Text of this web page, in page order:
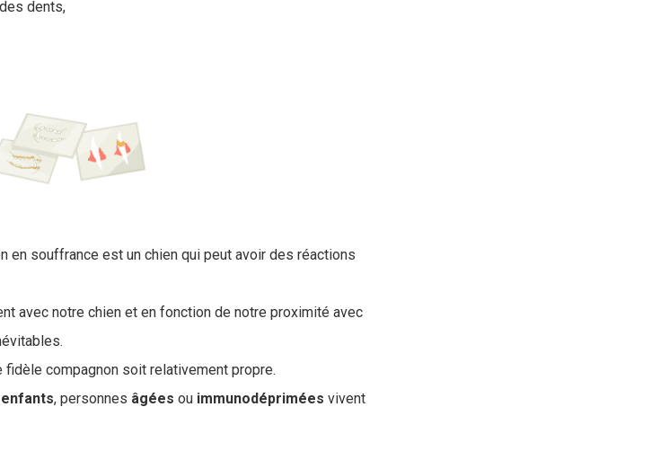
dents,
en souffrance est un chien qui peut avoir des réactions
avec notre chien et en fonction de notre proximité avec
compagnon soit relativement propre.
enfants, personnes âgées ou immunodéprimées vivent